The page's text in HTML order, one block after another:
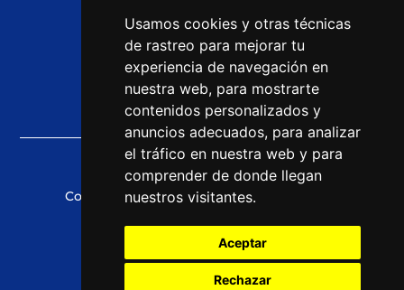
Usamos cookies y otras técnicas
de rastreo para mejorar tu
experiencia de navegación en
nuestra web, para mostrarte
contenidos personalizados y
anuncios adecuados, para analizar
el tráfico en nuestra web y para
comprender de donde llegan
nuestros visitantes.
Aceptar
Rechazar
Cursos CEAC
Noticias
Copyright © 2021 CEAC Empleo
Política de Cookies